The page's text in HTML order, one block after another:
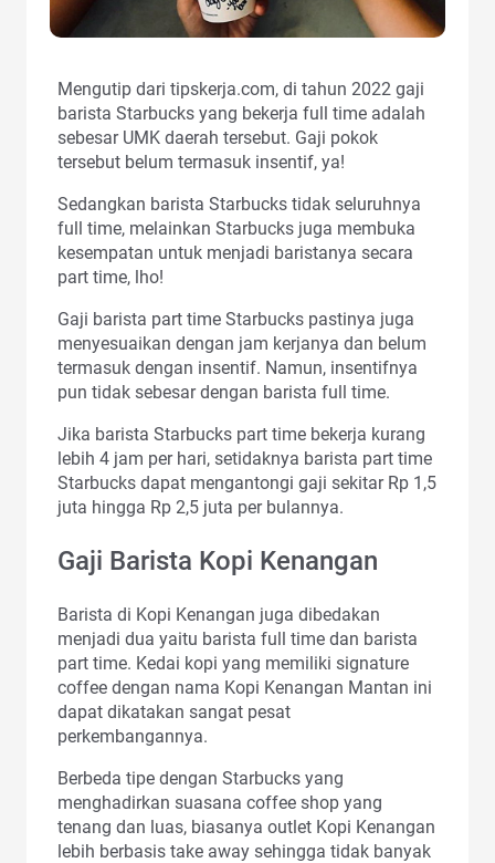
Mengutip dari tipskerja.com, di tahun 2022 gaji
barista Starbucks yang bekerja full time adalah
sebesar UMK daerah tersebut. Gaji pokok
tersebut belum termasuk insentif, ya!
Sedangkan barista Starbucks tidak seluruhnya
full time, melainkan Starbucks juga membuka
kesempatan untuk menjadi baristanya secara
part time, lho!
Gaji barista part time Starbucks pastinya juga
menyesuaikan dengan jam kerjanya dan belum
termasuk dengan insentif. Namun, insentifnya
pun tidak sebesar dengan barista full time.
Jika barista Starbucks part time bekerja kurang
lebih 4 jam per hari, setidaknya barista part time
Starbucks dapat mengantongi gaji sekitar Rp 1,5
juta hingga Rp 2,5 juta per bulannya.
Gaji Barista Kopi Kenangan
Barista di Kopi Kenangan juga dibedakan
menjadi dua yaitu barista full time dan barista
part time. Kedai kopi yang memiliki signature
coffee dengan nama Kopi Kenangan Mantan ini
dapat dikatakan sangat pesat
perkembangannya.
Berbeda tipe dengan Starbucks yang
menghadirkan suasana coffee shop yang
tenang dan luas, biasanya outlet Kopi Kenangan
lebih berbasis take away sehingga tidak banyak